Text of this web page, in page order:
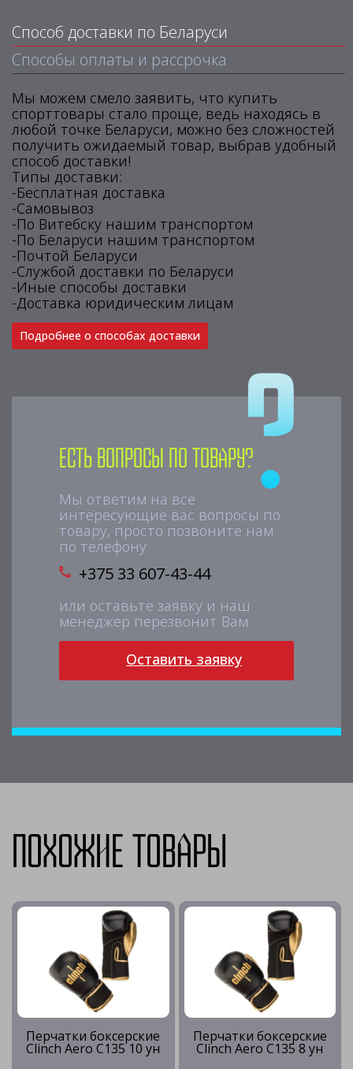
Способ доставки по Беларуси
Способы оплаты и рассрочка
Мы можем смело заявить, что купить
спорттовары стало проще, ведь находясь в
любой точке Беларуси, можно без сложностей
получить ожидаемый товар, выбрав удобный
способ доставки!
Типы доставки:
-Бесплатная доставка
-Самовывоз
-По Витебску нашим транспортом
-По Беларуси нашим транспортом
-Почтой Беларуси
-Службой доставки по Беларуси
-Иные способы доставки
-Доставка юридическим лицам
Подробнее о способах доставки
Есть вопросы по товару?
Мы ответим на все
интересующие вас вопросы по
товару, просто позвоните нам
по телефону
+375 33 607-43-44
или оставьте заявку и наш
менеджер перезвонит Вам
Оставить заявку
Похожие товары
Перчатки боксерские
Clinch Aero C135 10 ун
Перчатки боксерские
Clinch Aero C135 8 ун